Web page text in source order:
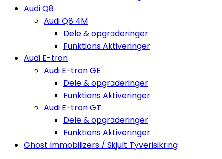
Audi Q8
Audi Q8 4M
Dele & opgraderinger
Funktions Aktiveringer
Audi E-tron
Audi E-tron GE
Dele & opgraderinger
Funktions Aktiveringer
Audi E-tron GT
Dele & opgraderinger
Funktions Aktiveringer
Ghost Immobilizers / Skjult Tyverisikring